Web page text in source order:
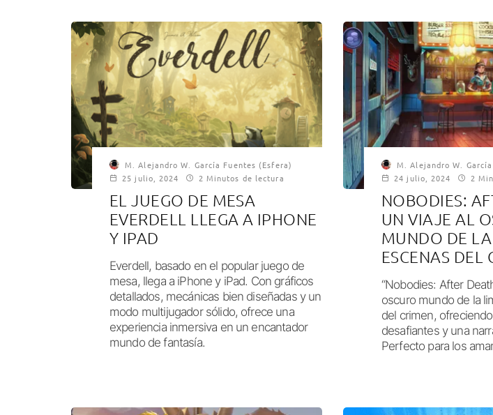
M. Alejandro W. García Fuentes (Esfera)
25 julio, 2024
2 Minutos de lectura
EL JUEGO DE MESA
EVERDELL LLEGA A IPHONE
Y IPAD
Everdell, basado en el popular juego de
mesa, llega a iPhone y iPad. Con gráficos
detallados, mecánicas bien diseñadas y un
modo multijugador sólido, ofrece una
experiencia inmersiva en un encantador
mundo de fantasía.
M. Alejandro W.
24 julio, 2024
2
NOBODIES:
UN VIAJE AL
MUNDO DE
ESCENAS DEL
“Nobodies: After
oscuro mundo de la
del crimen,
desafiantes y una
Perfecto para los